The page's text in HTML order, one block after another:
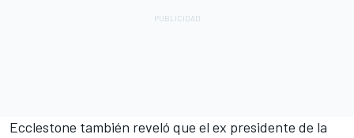
Ecclestone también reveló que el ex presidente de la